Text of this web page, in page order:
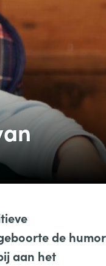
de humor
aan het